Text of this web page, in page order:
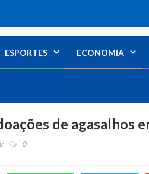
ESPORTES ECONOMIA
de agasalhos
0